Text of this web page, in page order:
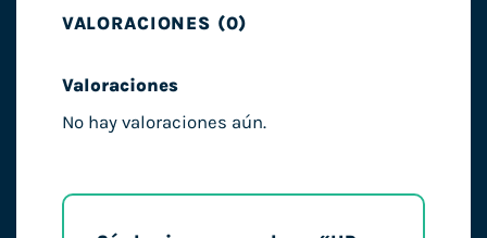
VALORACIONES (0)
Valoraciones
No hay valoraciones aún.